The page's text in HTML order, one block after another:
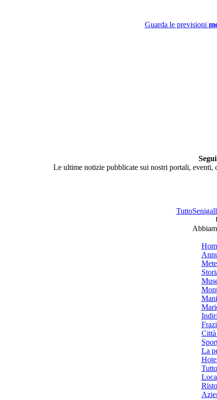
Guarda le previsioni
Le ultime notizie pubblicate sui nostri portali,
Città
La